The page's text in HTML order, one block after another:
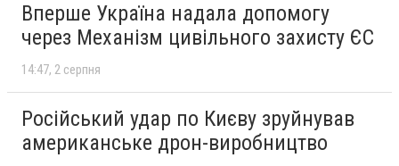
Вперше Україна надала допомогу
через Механізм цивільного захисту ЄС
14:47 2 серпня
Російський удар по Києву зруйнував
американське дрон-виробництво